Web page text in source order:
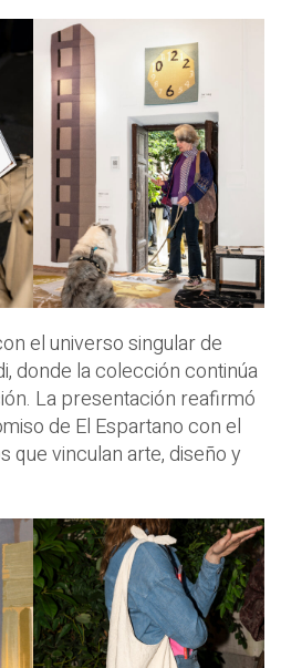
el universo singular de
donde la colección continúa
La presentación reafirmó
de El Espartano con el
vinculan arte, diseño y